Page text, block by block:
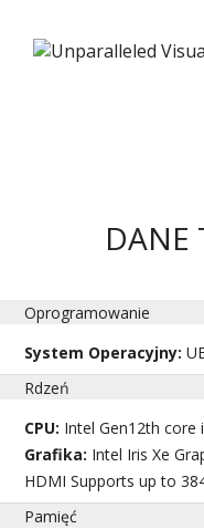
DANE
Oprogramowanie
System Operacyjny:
Rdzeń
CPU: Intel Gen12th core
Grafika: Intel Iris Xe
HDMI Supports up to
Pamięć